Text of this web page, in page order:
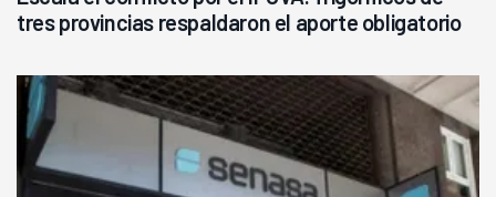
tres provincias respaldaron el aporte obligatorio